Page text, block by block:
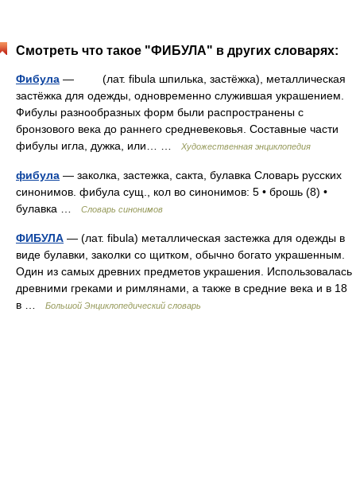
Смотреть что такое "ФИБУЛА" в других словарях:
Фибула — (лат. fibula шпилька, застёжка), металлическая
застёжка для одежды, одновременно служившая украшением.
Фибулы разнообразных форм были распространены с
бронзового века до раннего средневековья. Составные части
фибулы игла, дужка, или… …
Художественная энциклопедия
фибула — заколка, застежка, сакта, булавка Словарь русских
синонимов. фибула сущ., кол во синонимов: 5 • брошь (8) •
булавка …
Словарь синонимов
ФИБУЛА — (лат. fibula) металлическая застежка для одежды в
виде булавки, заколки со щитком, обычно богато украшенным.
Один из самых древних предметов украшения. Использовалась
древними греками и римлянами, а также в средние века и в 18
в …
Большой Энциклопедический словарь